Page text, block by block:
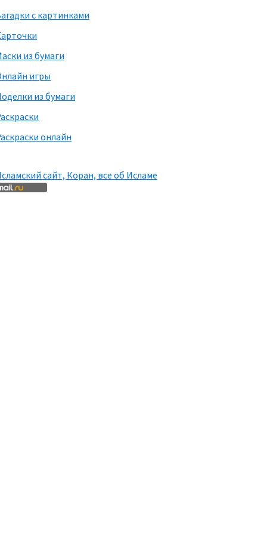
с картинками
из бумаги
игры
из бумаги
онлайн
сайт, Коран, все об Исламе